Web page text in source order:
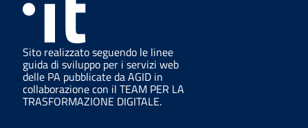
Sito realizzato seguendo le linee
guida di sviluppo per i servizi web
delle PA pubblicate da AGID in
collaborazione con il TEAM PER LA
TRASFORMAZIONE DIGITALE.